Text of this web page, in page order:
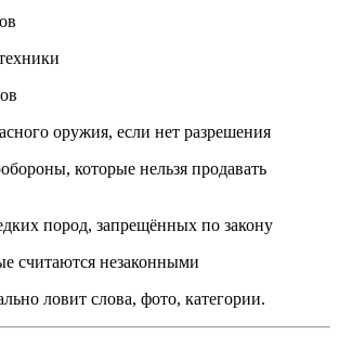
оружия, если нет разрешения
которые нельзя продавать
пород, запрещённых по закону
считаются незаконными
ловит слова, фото, категории.